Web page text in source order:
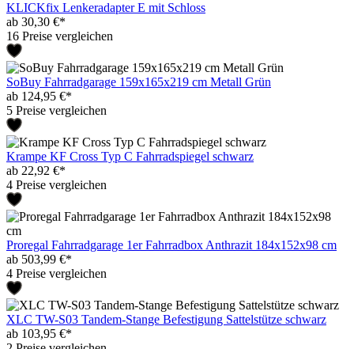
KLICKfix Lenkeradapter E mit Schloss
ab 30,30 €*
16 Preise vergleichen
SoBuy Fahrradgarage 159x165x219 cm Metall Grün
ab 124,95 €*
5 Preise vergleichen
Krampe KF Cross Typ C Fahrradspiegel schwarz
ab 22,92 €*
4 Preise vergleichen
Proregal Fahrradgarage 1er Fahrradbox Anthrazit 184x152x98 cm
ab 503,99 €*
4 Preise vergleichen
XLC TW-S03 Tandem-Stange Befestigung Sattelstütze schwarz
ab 103,95 €*